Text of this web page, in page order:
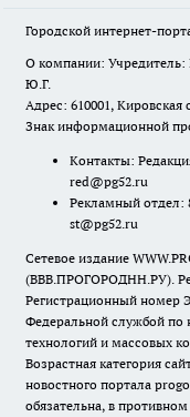
Городской интернет-
О компании: Учредитель:
Ю.Г.
Адрес: 610001, Кировская
Знак информационной
Контакты:
red@pg52.ru
Рекламный отдел:
st@pg52.ru
Сетевое издание
(ВВВ.ПРОГОРОДНН.РУ).
Регистрационный номер
Федеральной службой по
технологий и массовых
Возрастная категория
новостного портала
обязательна, в